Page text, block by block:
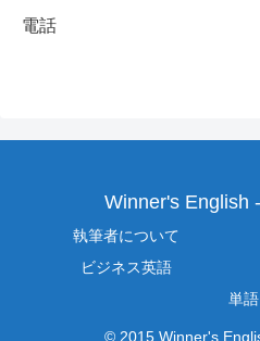
電話
Winner's English
執筆者について
ビジネス英語
単語
© 2015 Winner's